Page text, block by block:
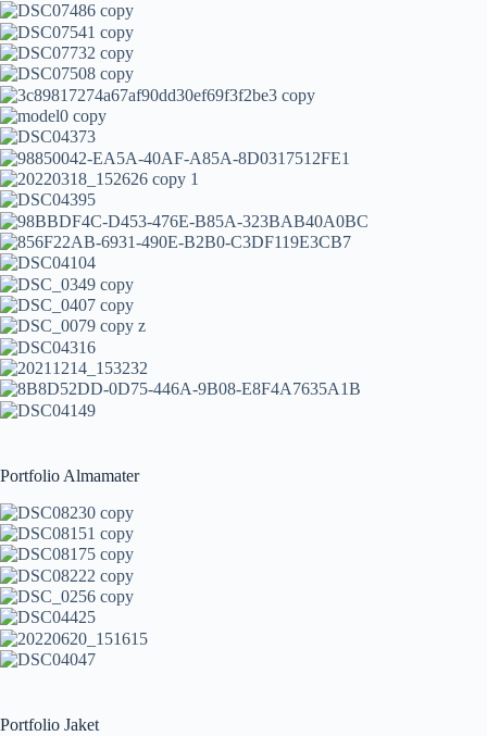
Portfolio Almamater
Portfolio Jaket